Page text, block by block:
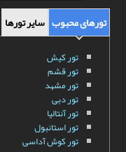
تورهای محبوب سایر تورها
تور کیش
تور قشم
تور مشهد
تور دبی
تور آنتالیا
تور استانبول
تور کوش آداسی